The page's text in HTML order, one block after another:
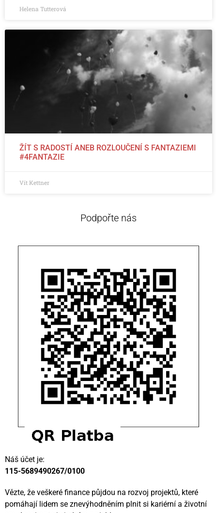
Helena Tutterová
ŽÍT S RADOSTÍ ANEB ROZLOUČENÍ S FANTAZIEMI
#4FANTAZIE
Vít Kettner
Podpořte nás
Náš účet je:
115-5689490267/0100
Vězte, že veškeré finance půjdou na rozvoj projektů, které
pomáhají lidem se znevýhodněním plnit si kariérní a životní